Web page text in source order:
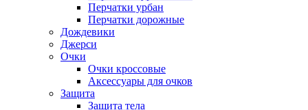
Перчатки урбан
Перчатки дорожные
Дождевики
Джерси
Очки
Очки кроссовые
Аксессуары для очков
Защита
Защита тела